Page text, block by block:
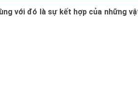
với đó là sự kết hợp của những